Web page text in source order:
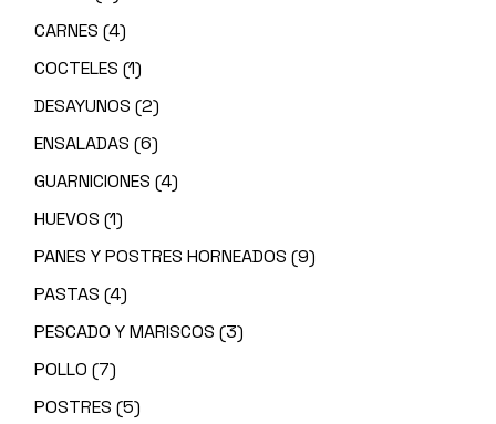
CARNES (4)
COCTELES (1)
DESAYUNOS (2)
ENSALADAS (6)
GUARNICIONES (4)
HUEVOS (1)
PANES Y POSTRES HORNEADOS (9)
PASTAS (4)
PESCADO Y MARISCOS (3)
POLLO (7)
POSTRES (5)